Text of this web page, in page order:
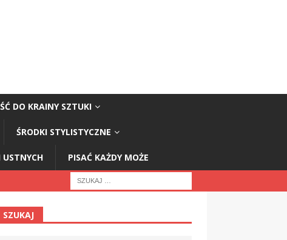
DO KRAINY SZTUKI
ŚRODKI STYLISTYCZNE
USTNYCH PISAĆ KAŻDY MOŻE
SZUKAJ